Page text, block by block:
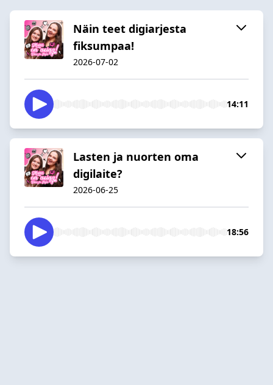
Näin teet digiarjesta
fiksumpaa!
2026-07-02
14:11
Lasten ja nuorten oma
digilaite?
2026-06-25
18:56